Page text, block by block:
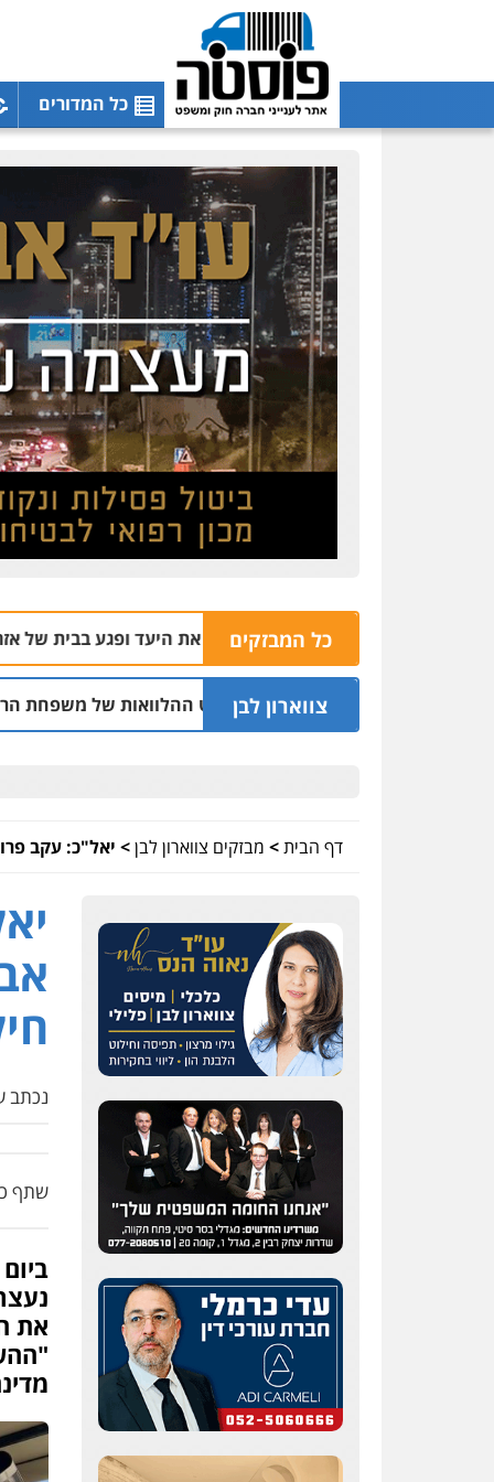
כל המדורים
כל המבזקים
רסס בשוהם פספס את היעד ופגע בבית של אזרח נורמטיבי | 22:21
צווארון לבן
בחיפה וסינדיקאט ההלוואות של משפחת הרינג 05.08 | 16:14
דף הבית> מבזקים צווארון לבן> יאל"כ: עקב
נכתב
שתף